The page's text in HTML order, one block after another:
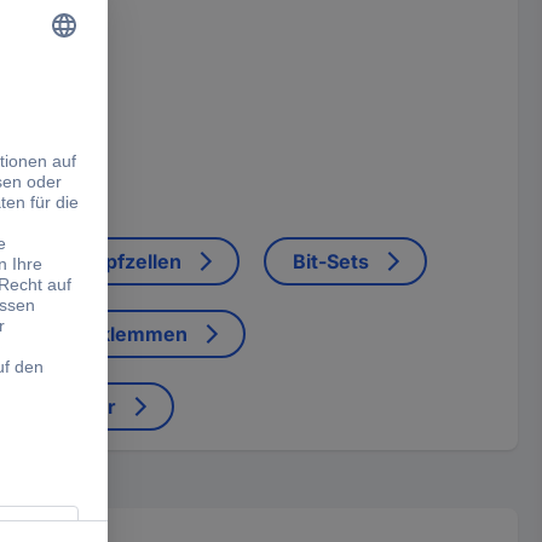
+ PE
Knopfzellen Bit-Sets
Bügelklemmen